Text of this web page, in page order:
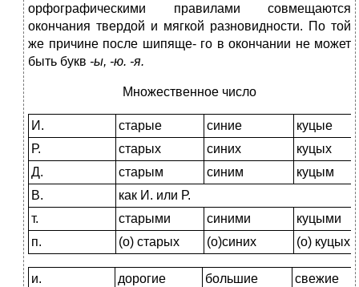
орфографическими правилами совмещаются
окончания твердой и мягкой разновидности. По той
же причине после шипяще- го в окончании не может
быть букв -ы, -ю. -я.
Множественное число
И. старые синие
куцые
Р.
старых синих
куцых
Д.
старым синим
куцым
В.
как И. или Р.
т.
старыми синими
куцыми
п.
(о) старых (о)синих (о) куцых
и. дорогие большие
свежие